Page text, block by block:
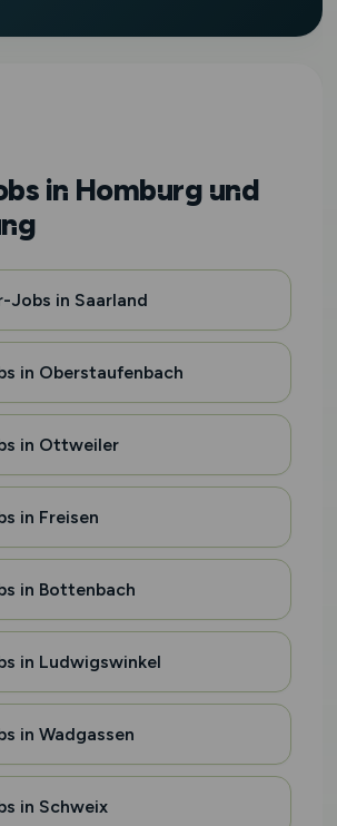
in Homburg und
Jobs in Saarland
in Oberstaufenbach
in Ottweiler
in Freisen
in Bottenbach
in Ludwigswinkel
in Wadgassen
in Schweix